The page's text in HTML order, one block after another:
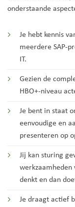
onderstaande
Je hebt kennis
meerdere SAP-
IT.
Gezien de
HBO+-niveau
Je bent in staat
eenvoudige en
presenteren op
Jij kan sturing
denkt en dan
Je draagt actief